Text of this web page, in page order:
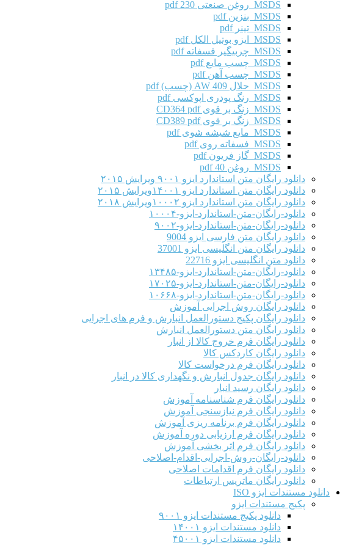
MSDS روغن صنعتی 230 pdf
MSDS بنزین pdf
MSDS تینر pdf
MSDS ایزو بوتیل الکل pdf
MSDS چربیگیر فسفاته pdf
MSDS چسب مایع pdf
MSDS چسب آهن pdf
MSDS حلال AW 409 (چسب) pdf
MSDS رنگ پودری اپوکسی pdf
MSDS زنگ بر قوی CD364 pdf
MSDS زنگ بر قوی CD389 pdf
MSDS مایع شیشه شوی pdf
MSDS فسفاته روی pdf
MSDS گاز فریون pdf
MSDS روغن 40 pdf
دانلود رایگان متن استاندارد ایزو ۹۰۰۱ ویرایش ۲۰۱۵
دانلود رایگان متن استاندارد ایزو ۱۴۰۰۱ویرایش ۲۰۱۵
دانلود رایگان متن استاندارد ایزو ۱۰۰۰۲ویرایش ۲۰۱۸
دانلود-رایگان-متن-استاندارد-ایزو-۱۰۰۰۴
دانلود-رایگان-متن-استاندارد-ایزو-۹۰۰۲
دانلود رایگان متن فارسی ایزو 9004
دانلود رایگان متن انگلیسی ایزو 37001
دانلود متن انگلیسی ایزو 22716
دانلود-رایگان-متن-استاندارد-ایزو-۱۳۴۸۵
دانلود-رایگان-متن-استاندارد-ایزو-۱۷۰۲۵
دانلود-رایگان-متن-استاندارد-ایزو-۱۰۶۶۸
دانلود رایگان روش اجرایی آموزش
دانلود رایگان پکیج دستورالعمل انبارش و فرم های اجرایی
دانلود رایگان متن دستورالعمل انبارش
دانلود رایگان فرم خروج کالا از انبار
دانلود رایگان کاردکس کالا
دانلود رایگان فرم درخواست کالا
دانلود رایگان جدول انبارش و نگهداری کالا در انبار
دانلود رایگان رسید انبار
دانلود رایگان فرم شناسنامه آموزش
دانلود رایگان فرم نیازسنجی آموزش
دانلود رایگان فرم برنامه ریزی آموزش
دانلود رایگان فرم ارزیابی دوره آموزش
دانلود رایگان فرم اثر بخشی آموزش
دانلود-رایگان-روش-اجرایی-اقدام-اصلاحی
دانلود رایگان فرم اقدامات اصلاحی
دانلود رایگان ماتریس ارتباطات
دانلود مستندات ایزو ISO
پکیج مستندات ایزو
دانلود پکیج مستندات ایزو ۹۰۰۱
دانلود مستندات ایزو ۱۴۰۰۱
دانلود مستندات ایزو ۴۵۰۰۱